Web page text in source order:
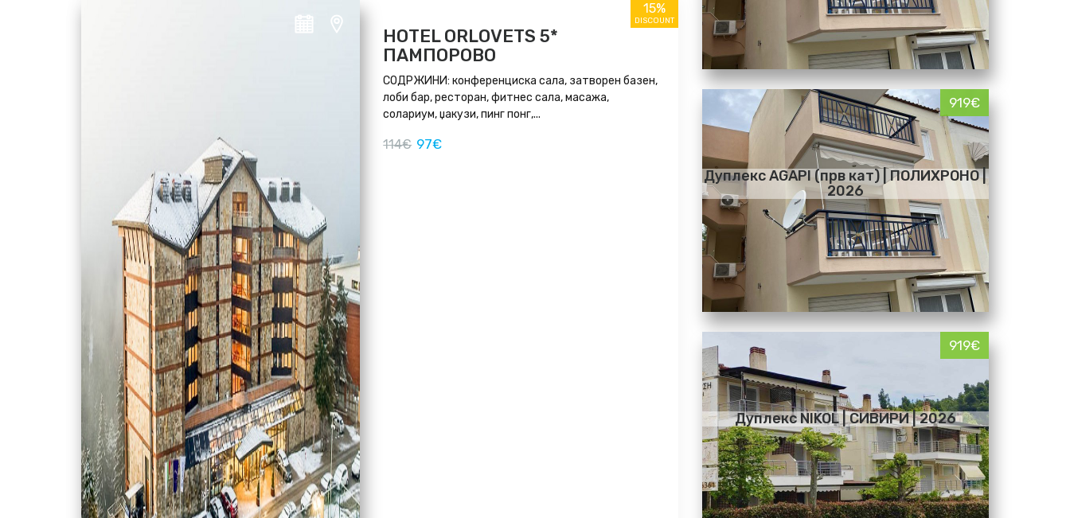
HOTEL ORLOVETS 5*
ПАМПОРОВО
СОДРЖИНИ: конференциска сала, затворен базен,
лоби бар, ресторан, фитнес сала, масажа,
солариум, џакузи, пинг понг,...
15%
DISCOUNT
114€ 97€
919€
Дуплекс AGAPI (прв кат) | ПОЛИХРОНО |
2026
919€
Дуплекс NIKOL | СИВИРИ | 2026